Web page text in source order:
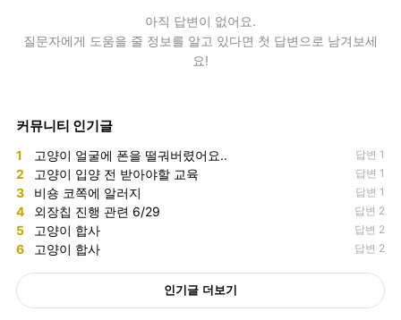
아직 답변이 없어요.
질문자에게 도움을 줄 정보를 알고 있다면 첫 답변으로 남겨보세
요!
커뮤니티 인기글
1 고양이 얼굴에 폰을 떨궈버렸어요.. 답변 1
2 고양이 입양 전 받아야할 교육 답변 1
3 비숑 코쪽에 알러지 답변 1
4 외장칩 진행 관련 6/29 답변 2
5 고양이 합사 답변 2
6 고양이 합사 답변 2
인기글 더보기